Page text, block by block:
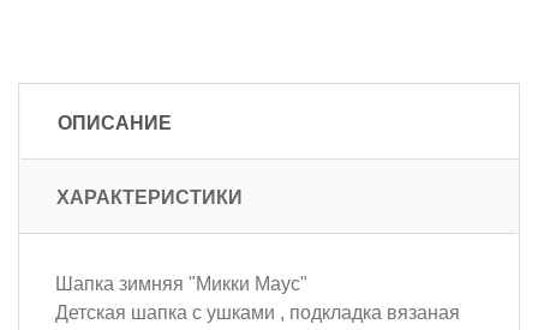
ОПИСАНИЕ
ХАРАКТЕРИСТИКИ
Шапка зимняя "Микки Маус"
Детская шапка с ушками , подкладка вязаная